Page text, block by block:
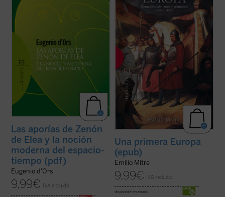
como teórico del arte y de la cultura. Sin
embargo, sus intereses y su producción
intelectual fueron muy amplios e incluyen ...
Las aporías de Zenón
de Elea y la noción
moderna del espacio-
tiempo (pdf)
Eugenio d'Ors
9,99€ IVA incluido
de sus contradicciones seguimos en parte
viviendo». De ella parte, también, el estudio
de Emilio Mitre, que abarca hasta la ...(ver
ficha)
Una primera Europa
(epub)
Emilio Mitre
9,99€ IVA incluido
disponible en ebook: